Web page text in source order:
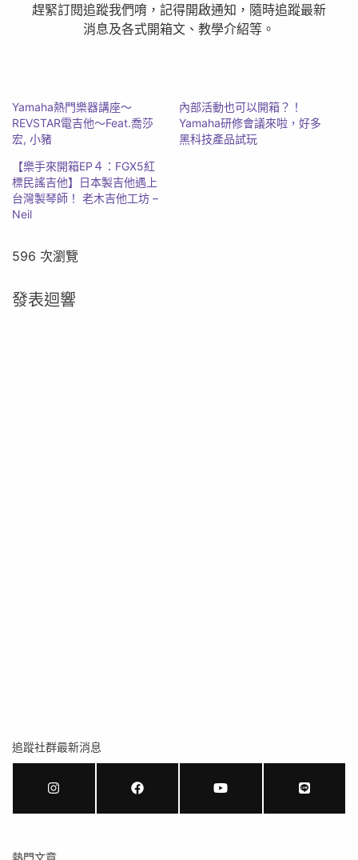
趕緊訂閱追蹤我們唷，記得開啟通知，隨時追蹤最新
消息及各式開箱文、教學介紹等。
Yamaha熱門樂器講座～
REVSTAR電吉他～Feat.喬莎
宏, 小豬
內部活動也可以開箱？！
Yamaha研修會議來啦，好多
黑科技產品試玩
【樂手來開箱EP４：FGX5紅
標民謠吉他】日本製吉他遇上
台灣製琴師！ 老木吉他工坊 –
Neil
596 次瀏覽
發表迴響
追蹤社群最新消息
熱門文章